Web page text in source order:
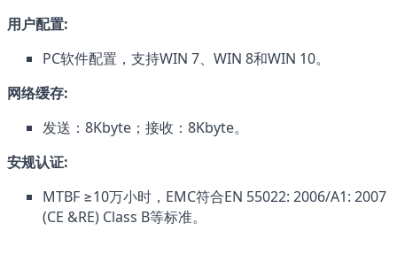
用户配置:
PC软件配置，支持WIN 7、WIN 8和WIN 10。
网络缓存:
发送：8Kbyte；接收：8Kbyte。
安规认证:
MTBF ≥10万小时，EMC符合EN 55022: 2006/A1: 2007
(CE &RE) Class B等标准。